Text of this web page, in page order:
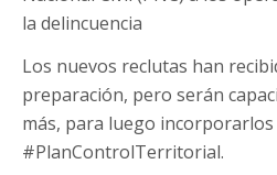
la delincuencia
Los nuevos reclutas han
preparación, pero serán
más, para luego incorporarlos
#PlanControlTerritorial.